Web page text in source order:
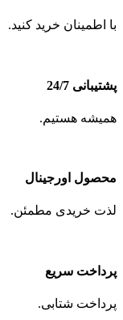
با اطمینان خرید کنید.
پشتیبانی 24/7
همیشه هستیم.
محصول اورجینال
لذت خریدی مطمئن.
پرداخت سریع
پرداخت شتابی.